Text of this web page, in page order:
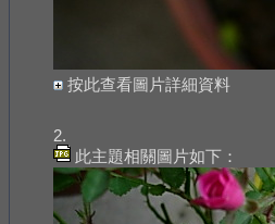
按此查看圖片詳細資料
2.
此主題相關圖片如下：